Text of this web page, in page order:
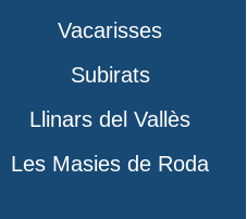
Vacarisses
Subirats
Llinars del Vallès
Les Masies de Roda